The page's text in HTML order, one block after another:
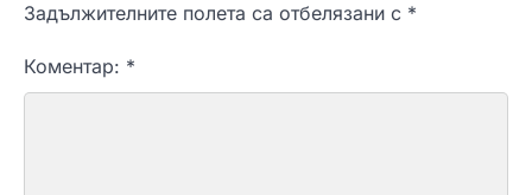
Задължителните полета са отбелязани с *
Коментар: *